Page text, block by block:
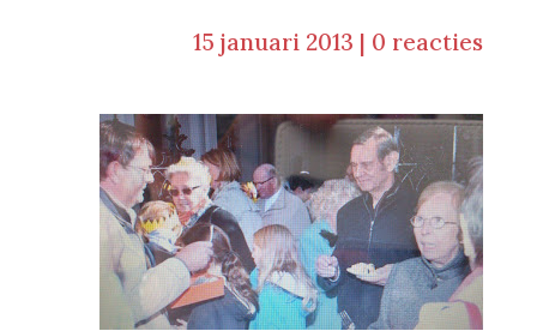
15 januari 2013 | 0 reacties